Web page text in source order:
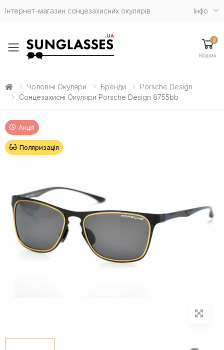
Інтернет-магазин сонцезахисних окулярів Iнфо
Toggle mobile menu
0
Кошик
Чоловічі Окуляри Бренди
Porsche Design
Сонцезахисні Окуляри Porsche Design 8755bb
Акція
Поляризація